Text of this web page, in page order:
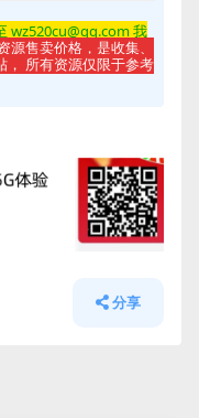
wz520cu@qq.com 我
源售卖价格，是收集、
， 所有资源仅限于参考
分享